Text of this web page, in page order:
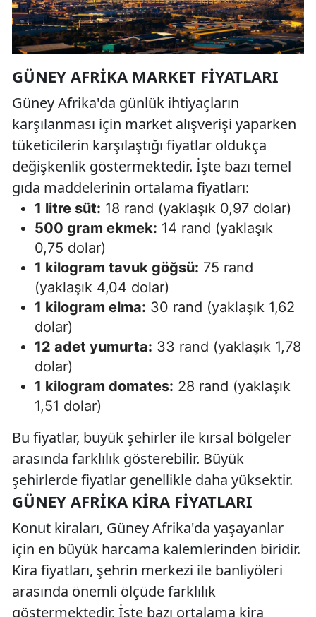
GÜNEY AFRIKA MARKET FIYATLARI
Güney Afrika'da günlük ihtiyaçların
karşılanması için market alışverişi yaparken
tüketicilerin karşılaştığı fiyatlar oldukça
değişkenlik göstermektedir. İşte bazı temel
gıda maddelerinin ortalama fiyatları:
1 litre süt: 18 rand (yaklaşık 0,97 dolar)
500 gram ekmek: 14 rand (yaklaşık
0,75 dolar)
1 kilogram tavuk göğsü: 75 rand
(yaklaşık 4,04 dolar)
1 kilogram elma: 30 rand (yaklaşık 1,62
dolar)
12 adet yumurta: 33 rand (yaklaşık 1,78
dolar)
1 kilogram domates: 28 rand (yaklaşık
1,51 dolar)
Bu fiyatlar, büyük şehirler ile kırsal bölgeler
arasında farklılık gösterebilir. Büyük
şehirlerde fiyatlar genellikle daha yüksektir.
GÜNEY AFRIKA KIRA FIYATLARI
Konut kiraları, Güney Afrika'da yaşayanlar
için en büyük harcama kalemlerinden biridir.
Kira fiyatları, şehrin merkezi ile banliyöleri
arasında önemli ölçüde farklılık
göstermektedir. İşte bazı ortalama kira